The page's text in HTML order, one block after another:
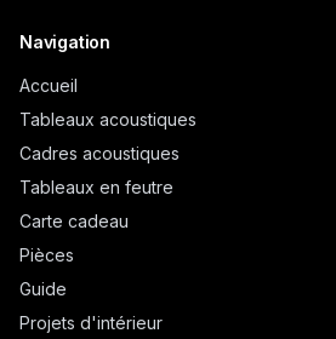
Navigation
Accueil
Tableaux acoustiques
Cadres acoustiques
Tableaux en feutre
Carte cadeau
Pièces
Guide
Projets d'intérieur